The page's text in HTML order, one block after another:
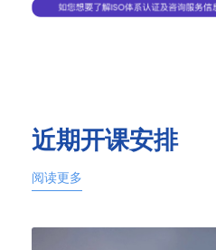
近期开课安排
阅读更多